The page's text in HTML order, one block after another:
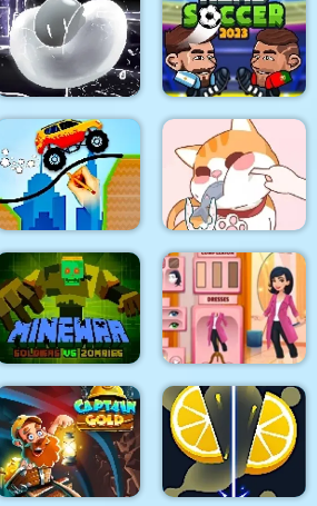
Hidden Animals Pop It Fidget NOW
Mini Bubbles Head Soccer 2023
Draw and Save The
Car
Happy Cat Puzzle
MineWar Soldiers vs
Zombies
Girl Dressup Deluxe